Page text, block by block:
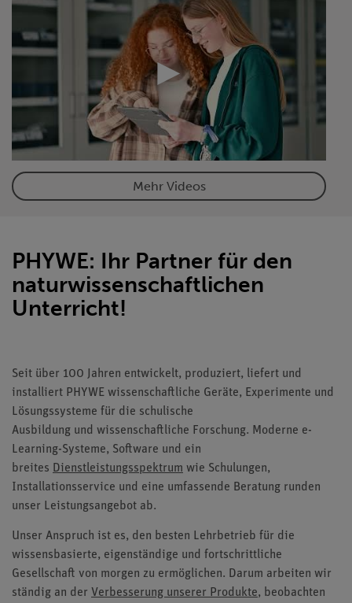
Mehr Videos
PHYWE: Ihr Partner für den
naturwissenschaftlichen
Unterricht!
Seit über 100 Jahren entwickelt, produziert, liefert und
installiert PHYWE wissenschaftliche Geräte, Experimente und
Lösungssysteme für die schulische
Ausbildung und wissenschaftliche Forschung. Moderne e-
Learning-Systeme, Software und ein
breites Dienstleistungsspektrum wie Schulungen,
Installationsservice und eine umfassende Beratung runden
unser Leistungsangebot ab.
Unser Anspruch ist es, den besten Lehrbetrieb für die
wissensbasierte, eigenständige und fortschrittliche
Gesellschaft von morgen zu ermöglichen. Darum arbeiten wir
ständig an der Verbesserung unserer Produkte, beobachten